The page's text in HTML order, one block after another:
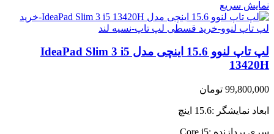
نمایش سریع
لپ تاپ لنوو 15.6 اینچی مدل IdeaPad Slim 3 i5
13420H
99,800,000 تومان
ابعاد نمایشگر :15.6 اینچ